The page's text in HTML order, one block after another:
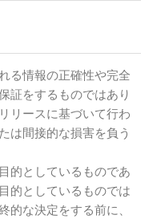
る情報の正確性や完全
証をするものではあり
リースに基づいて行わ
は間接的な損害を負う
的としているものであ
的としているものでは
的な決定をする前に、